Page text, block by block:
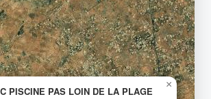
PISCINE PAS LOIN DE LA PLAGE
×